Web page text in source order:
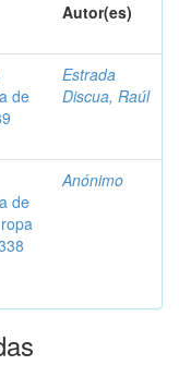
Autor(es)
de
Estrada
Discua, Raúl
de
Anónimo